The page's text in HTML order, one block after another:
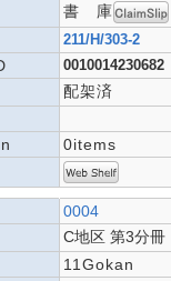
書 庫
211/H/303-2
0010014230682
配架済
0items
0004
C地区 第3分冊
11Gokan